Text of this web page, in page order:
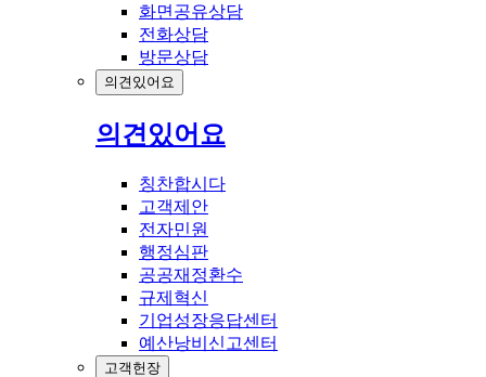
화면공유상담
전화상담
방문상담
의견있어요
의견있어요
칭찬합시다
고객제안
전자민원
행정심판
공공재정환수
규제혁신
기업성장응답센터
예산낭비신고센터
고객헌장